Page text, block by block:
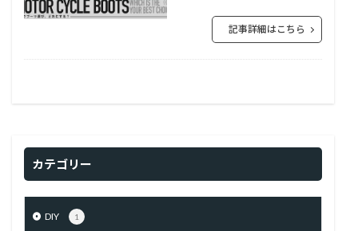
記事詳細はこちら
カテゴリー
DIY 1